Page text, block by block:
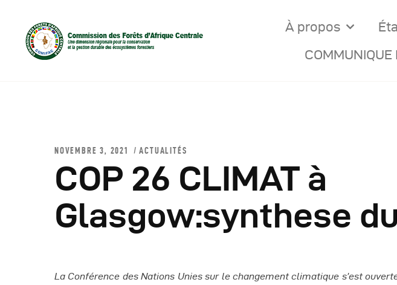
À propos
COMMUNIQUE
Documents
Conseils Des
Comptes
NOVEMBRE 3, 2021 ACTUALITÉS
COP 26 CLIMAT à
Glasgow:synthese
La Conférence des Nations Unies sur le changement climatique s’est